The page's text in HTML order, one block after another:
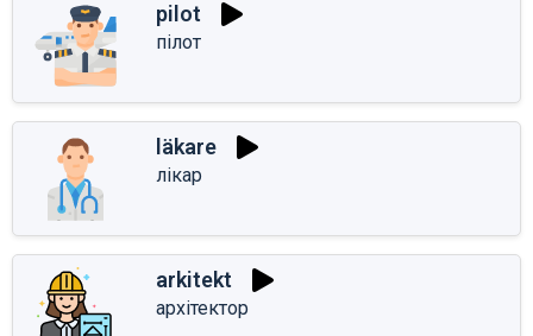
pilot
пілот
läkare
лікар
arkitekt
архітектор